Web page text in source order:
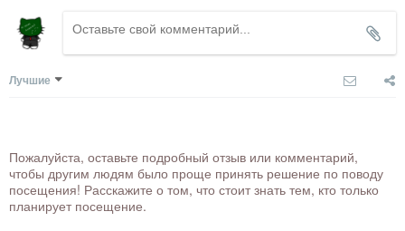
Лучшие
Пожалуйста, оставьте подробный отзыв или комментарий,
чтобы другим людям было проще принять решение по поводу
посещения! Расскажите о том, что стоит знать тем, кто только
планирует посещение.